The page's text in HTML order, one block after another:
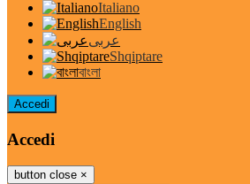
Italiano
English
عربى
Shqiptare
বাংলা
Accedi
Accedi
button close ×